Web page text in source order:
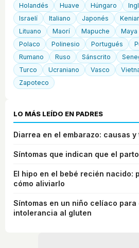
Holandés
Huave Húngaro
Israelí
Italiano Japonés
Lituano
Maorí Mapuche Maya
Polaco
Polinesio Portugués
Rumano
Ruso Sánscrito
Turco
Ucraniano Vasco
Zapoteco
LO MÁS LEÍDO EN PADRES
Diarrea en el embarazo: causas
Síntomas que indican que el
El hipo en el bebé recién nacido:
cómo aliviarlo
Síntomas en un niño celíaco
intolerancia al gluten